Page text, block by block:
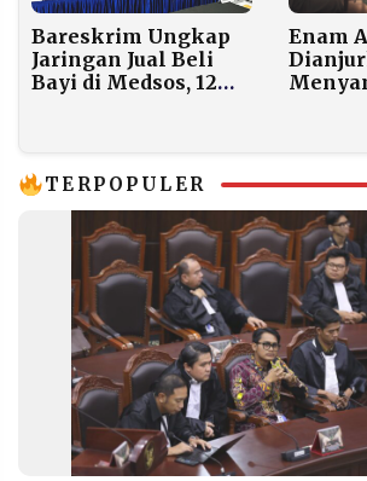
Bareskrim Ungkap
Jaringan Jual Beli
Bayi di Medsos, 12
Enam
TERPOPULER